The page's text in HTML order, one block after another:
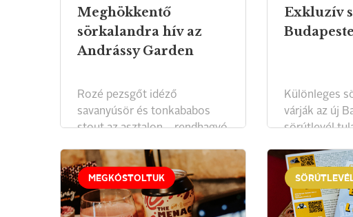
Meghökkentő
sörkalandra hív az
Andrássy Garden
Rozé pezsgőt idéző
savanyúsör és tonkababos
stout az asztalon – rendhagyó
Exkluzív
Különleges
várják az új
sörútlevél
MEGKÓSTOLTUK